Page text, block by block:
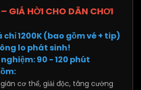
GIÁ HỜI CHO DÂN CHƠI
chỉ 1200K (bao gồm vé + tip)
lo phát sinh!
90 - 120 phút
cơ thể, giải độc, tăng cường